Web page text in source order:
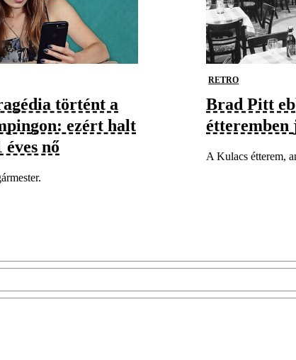
történt a
ezért halt
éves nő
RETRO
Brad Pitt
A Kulacs étterem,